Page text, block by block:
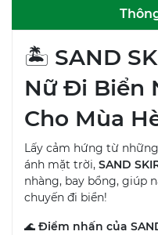
🏝 SAND
Nữ Đi Biển
Cho Mùa
Lấy cảm hứng từ
ánh mặt trời, SAND
nhàng, bay bổng, giúp
chuyến đi biển!
🌊 Điểm nhấn của